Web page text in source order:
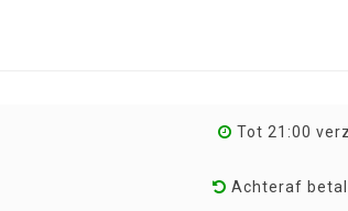
Tot 21:00
Achteraf